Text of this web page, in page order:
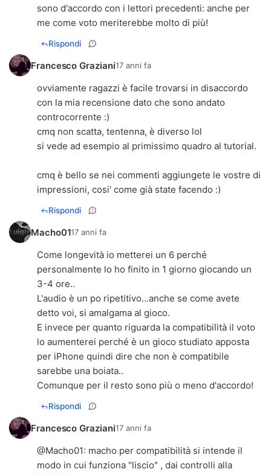
sono d'accordo con i lettori precedenti: anche per
me come voto meriterebbe molto di più!
Rispondi
Francesco Graziani17 anni fa
ovviamente ragazzi è facile trovarsi in disaccordo
con la mia recensione dato che sono andato
controcorrente :)
cmq non scatta, tentenna, è diverso lol
si vede ad esempio al primissimo quadro al tutorial.
cmq è bello se nei commenti aggiungete le vostre di
impressioni, cosi' come già state facendo :)
Rispondi
Macho0117 anni fa
Come longevità io metterei un 6 perché
personalmente lo ho finito in 1 giorno giocando un
3-4 ore..
L'audio è un po ripetitivo...anche se come avete
detto voi, si amalgama al gioco.
E invece per quanto riguarda la compatibilità il voto
lo aumenterei perché è un gioco studiato apposta
per iPhone quindi dire che non è compatibile
sarebbe una boiata..
Comunque per il resto sono più o meno d'accordo!
Rispondi
Francesco Graziani17 anni fa
@Macho01: macho per compatibilità si intende il
modo in cui funziona "liscio" , dai controlli alla